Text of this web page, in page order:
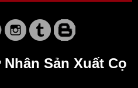
Sản Xuất Cọ